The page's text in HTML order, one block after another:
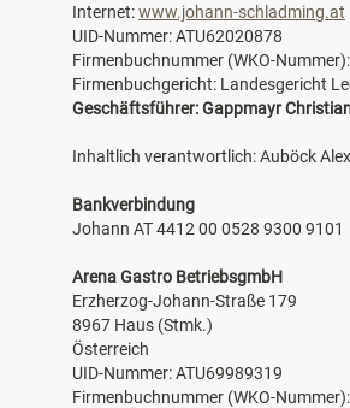
Internet:www.johann-schladming.at
UID-Nummer: ATU62020878
Firmenbuchnummer (WKO-
Firmenbuchgericht: Landesgericht
Geschäftsführer: Gappmayr
Inhaltlich verantwortlich: Auböck
Bankverbindung
Johann AT 4412 00 0528 9300 9101
Arena Gastro BetriebsgmbH
Erzherzog-Johann-Straße 179
8967 Haus (Stmk.)
Österreich
UID-Nummer: ATU69989319
Firmenbuchnummer (WKO-